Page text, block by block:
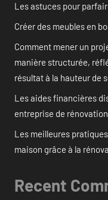
Les astuces pour
Créer des meubles en
Comment mener un
manière structurée,
résultat à la hauteur de
Les aides financières
entreprise de
Les meilleures
maison grâce à la
Recent